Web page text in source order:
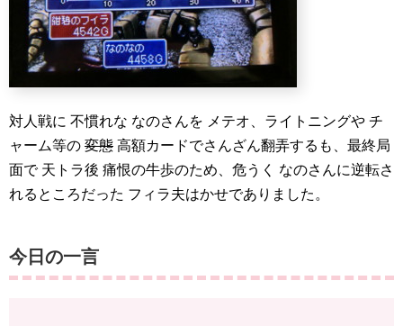
対人戦に 不慣れな なのさんを メテオ、ライトニングや チ
ャーム等の 変態 高額カードでさんざん翻弄するも、最終局
面で 天トラ後 痛恨の牛歩のため、危うく なのさんに逆転さ
れるところだった フィラ夫はかせでありました。
今日の一言